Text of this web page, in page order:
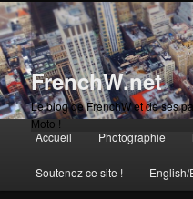
Aller
au
contenu
principalFrenchW.net
Le blog de FrenchW et de ses
Moto !
principal
Aller
au
Accueil Photographie
Soutenez ce site ! English/